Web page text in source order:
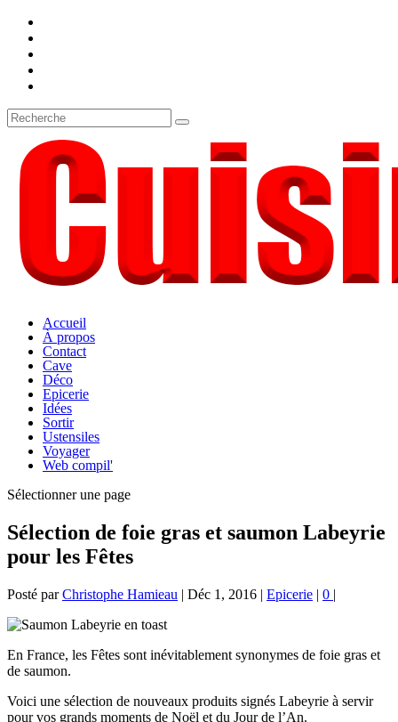
Accueil
À propos
Contact
Cave
Déco
Epicerie
Idées
Sortir
Ustensiles
Voyager
Web compil'
Sélectionner une page
Sélection de foie gras et saumon Labeyrie
pour les Fêtes
Posté parChristophe Hamieau | Déc 1, 2016 | Epicerie | 0 |
En France, les Fêtes sont inévitablement synonymes de foie gras et
de saumon.
Voici une sélection de nouveaux produits signés Labeyrie à servir
pour vos grands moments de Noël et du Jour de l’An.